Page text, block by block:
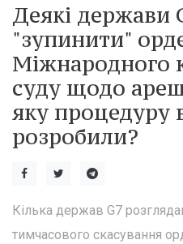
Деякі держави
"зупинити"
Міжнародного
суду щодо
яку процедуру
розробили?
Кілька держав G7
тимчасового скасування